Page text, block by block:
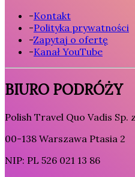
-Kontakt
-Polityka prywatności
-Zapytaj o ofertę
-Kanał YouTube
BIURO PODRÓŻY
Polish Travel Quo Vadis Sp.
00-138 Warszawa Ptasia 2
NIP: PL 526 021 13 86